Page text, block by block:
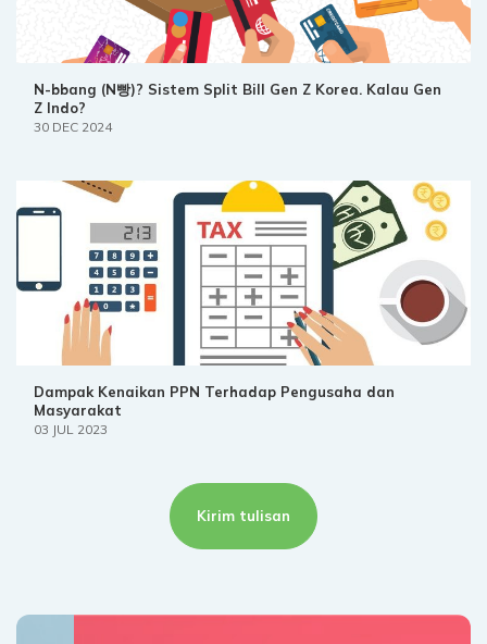
N-bbang (N빵)? Sistem Split Bill Gen Z Korea. Kalau Gen
Z Indo?
30 DEC 2024
Dampak Kenaikan PPN Terhadap Pengusaha dan
Masyarakat
03 JUL 2023
Kirim tulisan